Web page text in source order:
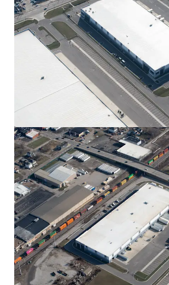
New Albany Tech Park 300
12550 Jug St Rd NW, New Albany, OH,
27.908 m²
Industrial y Logística